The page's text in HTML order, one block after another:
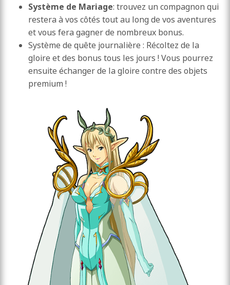
Système de Mariage: trouvez un compagnon qui
restera à vos côtés tout au long de vos aventures
et vous fera gagner de nombreux bonus.
Système de quête journalière : Récoltez de la
gloire et des bonus tous les jours ! Vous pourrez
ensuite échanger de la gloire contre des objets
premium !